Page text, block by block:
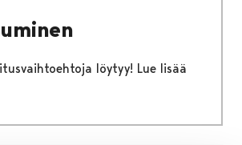
löytyy! Lue lisää